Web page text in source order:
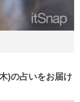
)の占いをお届け